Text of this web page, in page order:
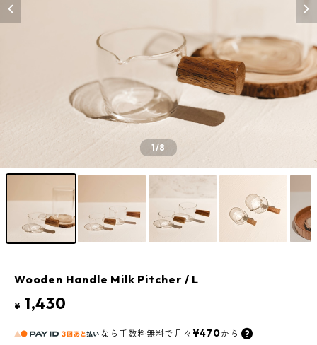
1/8
Wooden Handle Milk Pitcher / L
¥ 1,430
なら 手数料無料で 月々 ¥470から